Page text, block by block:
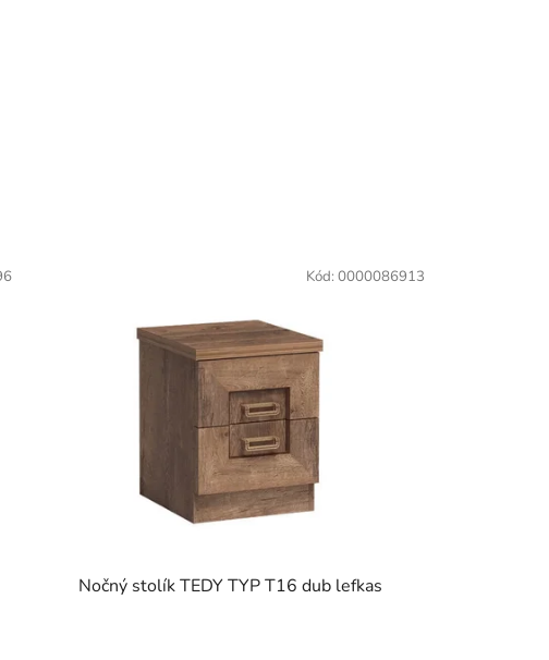
Nočný stolík TEDY TYP T16 dub lefkas
Kód: 0000086913